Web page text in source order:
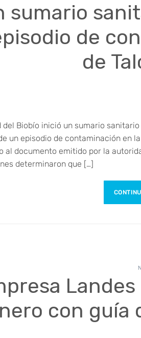
sumario
de
de
del Biobío inició un sumario
un episodio de contaminación en
al documento emitido por la
determinaron que […]
con guía